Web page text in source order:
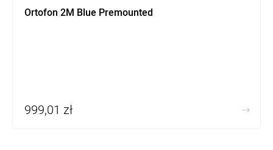
Ortofon 2M Blue Premounted
999,01 zł